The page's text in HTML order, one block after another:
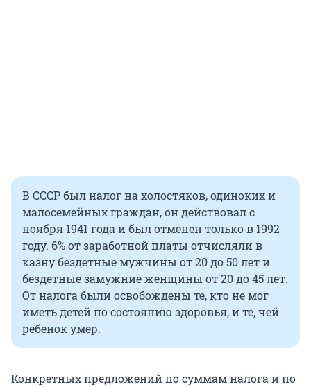
В СССР был налог на холостяков, одиноких и
малосемейных граждан, он действовал с
ноября 1941 года и был отменен только в 1992
году. 6% от заработной платы отчисляли в
казну бездетные мужчины от 20 до 50 лет и
бездетные замужние женщины от 20 до 45 лет.
От налога были освобождены те, кто не мог
иметь детей по состоянию здоровья, и те, чей
ребенок умер.
Конкретных предложений по суммам налога и по